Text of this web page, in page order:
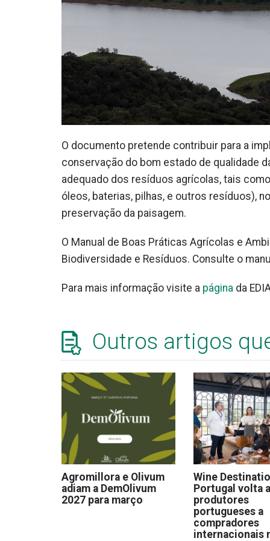
O documento pretende contribuir para a
conservação do bom estado de qualidade
adequado dos resíduos agrícolas, tais
óleos, baterias, pilhas, e outros resíduos),
preservação da paisagem.
O Manual de Boas Práticas Agrícolas e
Biodiversidade e Resíduos. Consulte o
Para mais informação visite a página da
Outros artigos
Agromillora e Olivum
adiam a DemOlivum
2027 para março
Wine
Portugal volta
produtores
portugueses a
compradores
internacionais